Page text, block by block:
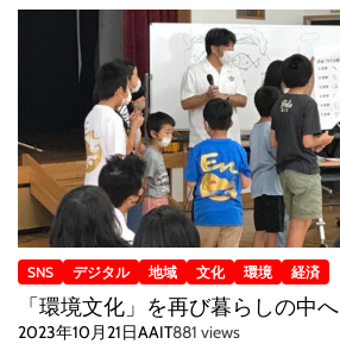
SNS デジタル 地域 文化 環境 経済
「環境文化」を再び暮らしの中へ
2023年10月21日AAIT881 views